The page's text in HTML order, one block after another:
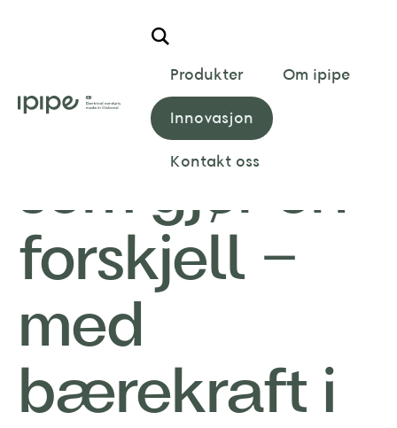
Produkter Om ipipe
Innovasjon
Kontakt oss
Teknologi og innovasjon
Teknologi
som gjør en
forskjell -
med
bærekraft i